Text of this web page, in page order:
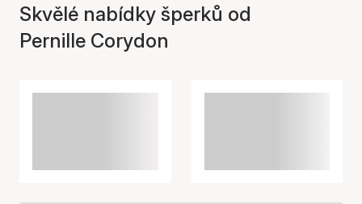
Skvělé nabídky šperků od
Pernille Corydon